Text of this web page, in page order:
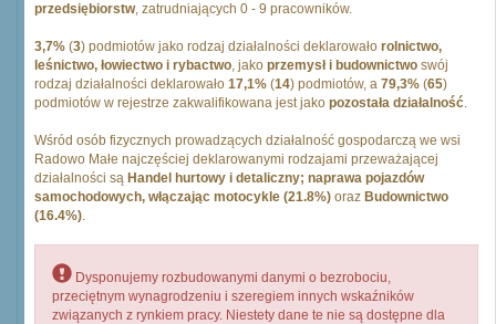
przedsiębiorstw, zatrudniających 0 - 9 pracowników.
3,7% (3) podmiotów jako rodzaj działalności deklarowało rolnictwo,
leśnictwo, łowiectwo i rybactwo, jako przemysł i budownictwo swój
rodzaj działalności deklarowało 17,1% (14) podmiotów, a 79,3% (65)
podmiotów w rejestrze zakwalifikowana jest jako pozostała działalność.
Wśród osób fizycznych prowadzących działalność gospodarczą we wsi
Radowo Małe najczęściej deklarowanymi rodzajami przeważającej
działalności są Handel hurtowy i detaliczny; naprawa pojazdów
samochodowych, włączając motocykle (21.8%) oraz Budownictwo
(16.4%).
Dysponujemy rozbudowanymi danymi o bezrobociu,
przeciętnym wynagrodzeniu i szeregiem innych wskaźników
związanych z rynkiem pracy. Niestety dane te nie są dostępne dla